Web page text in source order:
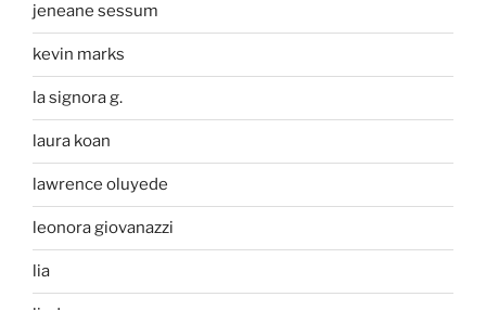
jeneane sessum
kevin marks
la signora g.
laura koan
lawrence oluyede
leonora giovanazzi
lia